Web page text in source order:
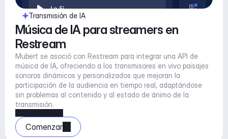
Transmisión de IA
Música de IA para streamers en
Restream
Mubert se asoció con Restream para integrar una API de
música de IA, ofreciendo a los transmisores en vivo paisajes
sonoros dinámicos y personalizados que mejoran la
participación de la audiencia en tiempo real, adaptándose
sin problemas al contenido y al estado de ánimo de la
transmisión.
Comenzar